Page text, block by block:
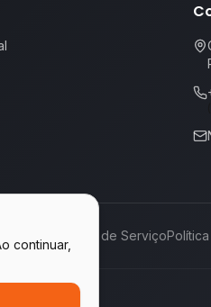
continuar,
Termos de Serviço